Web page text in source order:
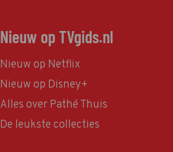
Nieuw op TVgids.nl
Nieuw op Netflix
Nieuw op Disney+
Alles over Pathé Thuis
De leukste collecties